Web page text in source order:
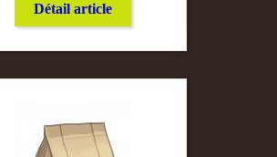
Détail article